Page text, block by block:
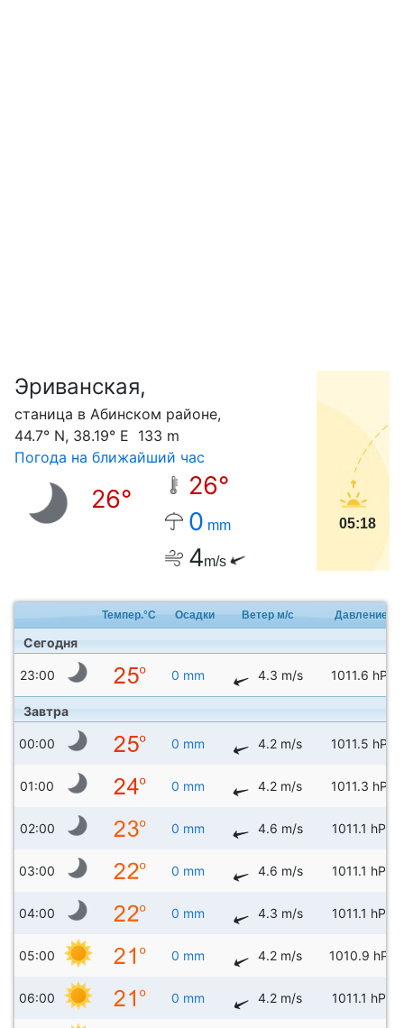
Эриванская,
станица в Абинском районе,
44.7° N, 38.19° E 133 m
Погода на ближайший час
26°
26°
0 mm
4m/s
05:18
Темпер.°C Осадки Ветер м/с Давление
Сегодня
23:00 0 mm 4.3 m/s 1011.6 hPa
Завтра
00:00 0 mm 4.2 m/s 1011.5 hPa
01:00 0 mm 4.2 m/s 1011.3 hPa
02:00 0 mm 4.6 m/s 1011.1 hPa
03:00 0 mm 4.6 m/s 1011.1 hPa
04:00 0 mm 4.3 m/s 1011.1 hPa
05:00 0 mm 4.2 m/s 1010.9 hPa
06:00 0 mm 4.2 m/s 1011.1 hPa